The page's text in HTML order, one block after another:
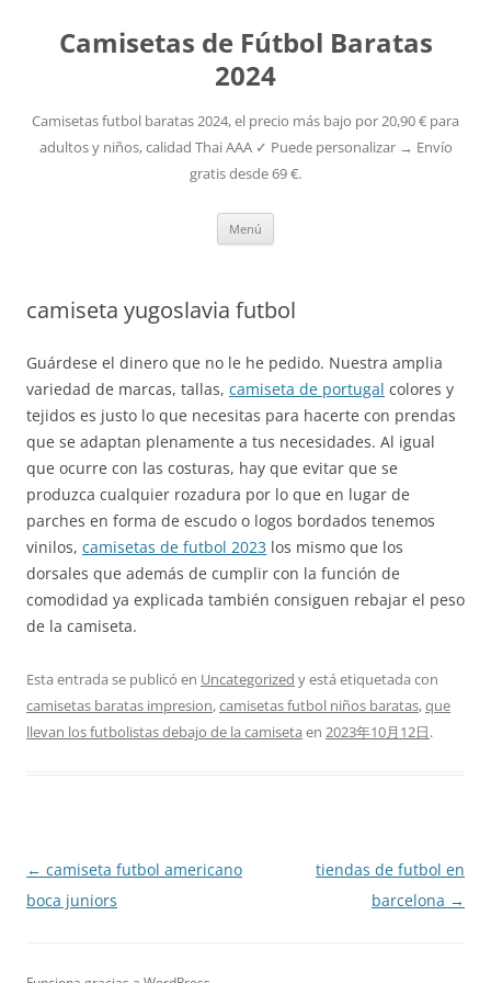
Camisetas de Fútbol Baratas
2024
Camisetas futbol baratas 2024, el precio más bajo por 20,90 € para
adultos y niños, calidad Thai AAA ✓ Puede personalizar → Envío
gratis desde 69 €.
Menú
camiseta yugoslavia futbol
Guárdese el dinero que no le he pedido. Nuestra amplia
variedad de marcas, tallas, camiseta de portugal colores y
tejidos es justo lo que necesitas para hacerte con prendas
que se adaptan plenamente a tus necesidades. Al igual
que ocurre con las costuras, hay que evitar que se
produzca cualquier rozadura por lo que en lugar de
parches en forma de escudo o logos bordados tenemos
vinilos, camisetas de futbol 2023 los mismo que los
dorsales que además de cumplir con la función de
comodidad ya explicada también consiguen rebajar el peso
de la camiseta.
Esta entrada se publicó en Uncategorized y está etiquetada con
camisetas baratas impresion,camisetas futbol niños baratas,que
llevan los futbolistas debajo de la camiseta en 2023年10月12日.
Navegación
de
← camiseta futbol americano
boca juniors
tiendas de futbol en
barcelona →